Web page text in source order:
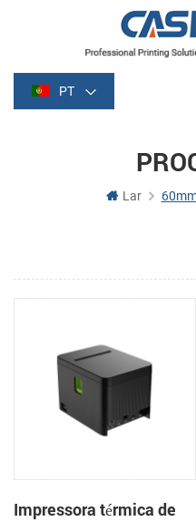
PT
Lar
Impressora térmica de